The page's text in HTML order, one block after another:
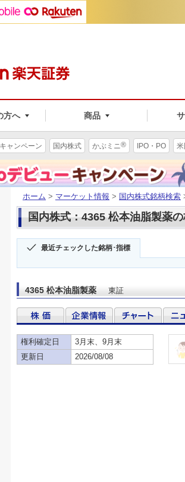
方へ 商品
キャンペーン 国内株式 かぶミニ® IPO・PO
ホーム > マーケット情報 > 国内株式銘柄検索
国内株式：4365 松本油脂製薬
最近チェックした銘柄･指標
4365 松本油脂製薬 東証
権利確定日
3月末、9月末
更新日
2026/08/08